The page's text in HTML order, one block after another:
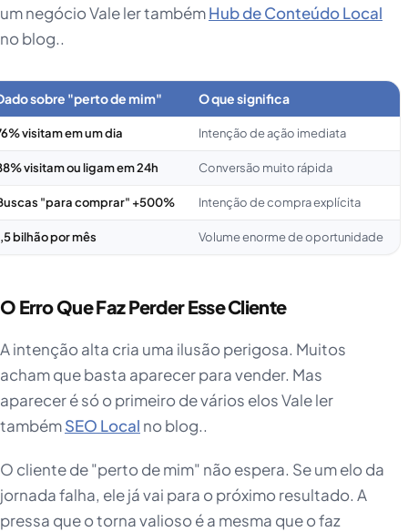
um negócio Vale ler tambémHub de Conteúdo Local
no blog..
sobre "perto de mim" O que significa
visitam em um dia Intenção de ação imediata
visitam ou ligam em 24h Conversão muito rápida
"para comprar" +500% Intenção de compra explícita
bilhão por mês Volume enorme de oportunidade
O Erro Que Faz Perder Esse Cliente
A intenção alta cria uma ilusão perigosa. Muitos
acham que basta aparecer para vender. Mas
aparecer é só o primeiro de vários elos Vale ler
tambémSEO Local no blog..
O cliente de "perto de mim" não espera. Se um elo da
jornada falha, ele já vai para o próximo resultado. A
pressa que o torna valioso é a mesma que o faz